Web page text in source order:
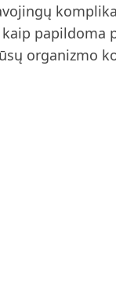
papildoma
organizmo